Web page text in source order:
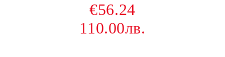
€56.24
110.00лв.